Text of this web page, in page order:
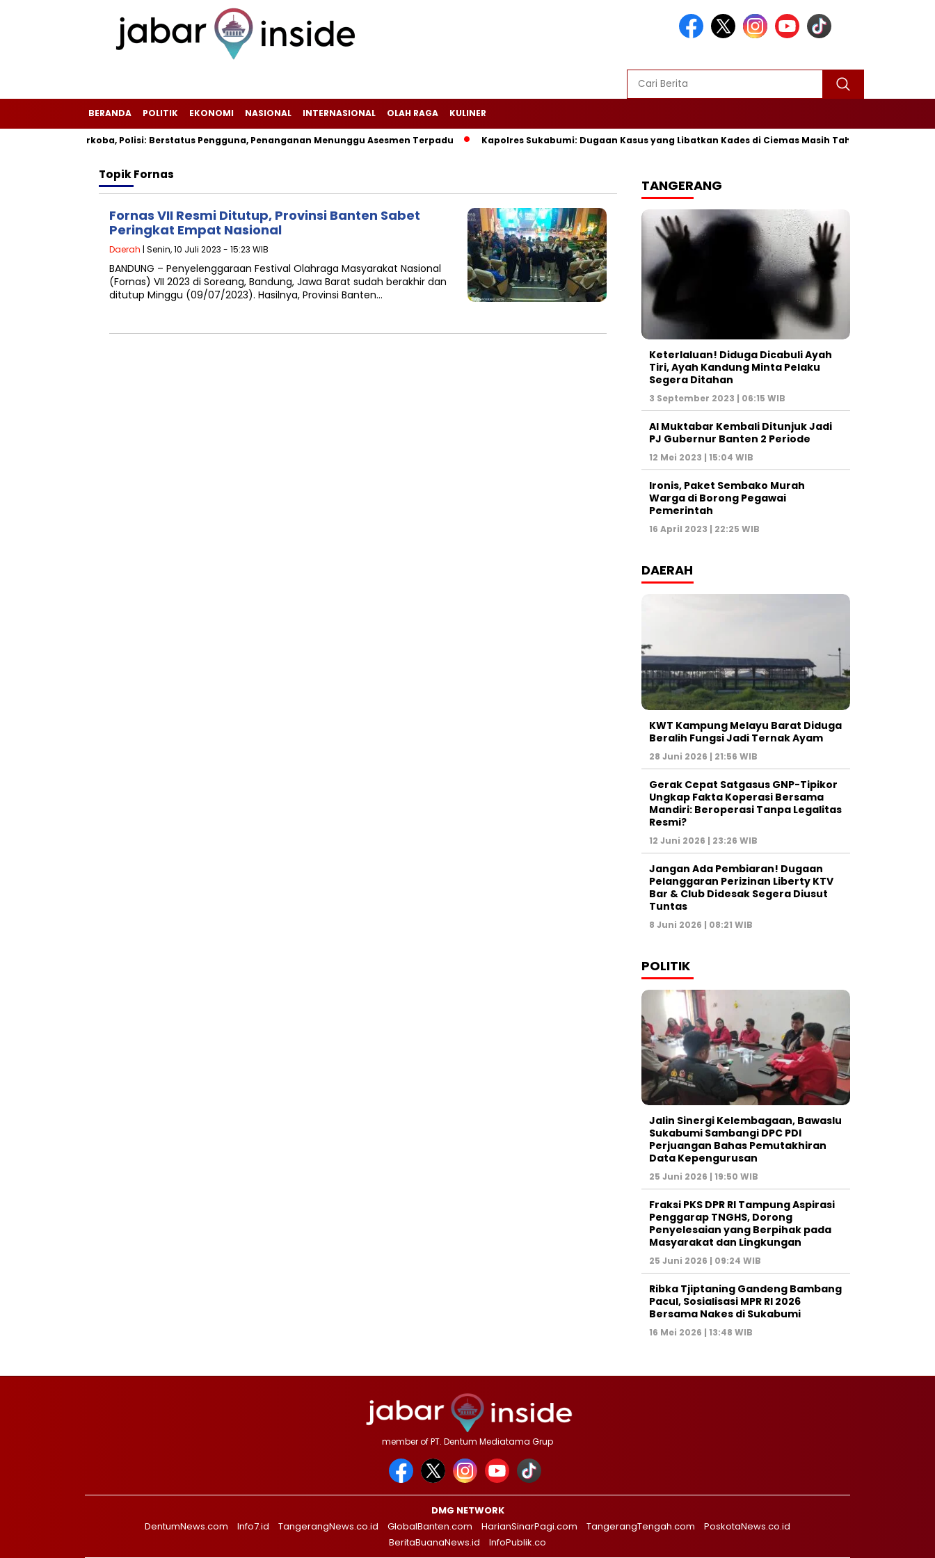
BERANDA POLITIK EKONOMI NASIONAL INTERNASIONAL OLAH RAGA KULINER
Positif Narkoba, Polisi: Berstatus Pengguna, Penanganan Menunggu Asesmen Terpadu Kapolres Sukabumi: Dugaan Kasus yang Libatkan Kades di Ciemas Masih Tahap Penyelidikan
TopikFornas
Fornas VII Resmi Ditutup, Provinsi Banten Sabet
Peringkat Empat Nasional
Daerah | Senin, 10 Juli 2023 - 15:23 WIB
BANDUNG – Penyelenggaraan Festival Olahraga Masyarakat Nasional
(Fornas) VII 2023 di Soreang, Bandung, Jawa Barat sudah berakhir dan
ditutup Minggu (09/07/2023). Hasilnya, Provinsi Banten…
TANGERANG
Keterlaluan! Diduga Dicabuli Ayah
Tiri, Ayah Kandung Minta Pelaku
Segera Ditahan
3 September 2023 | 06:15 WIB
Al Muktabar Kembali Ditunjuk Jadi
PJ Gubernur Banten 2 Periode
12 Mei 2023 | 15:04 WIB
Ironis, Paket Sembako Murah
Warga di Borong Pegawai
Pemerintah
16 April 2023 | 22:25 WIB
DAERAH
KWT Kampung Melayu Barat Diduga
Beralih Fungsi Jadi Ternak Ayam
28 Juni 2026 | 21:56 WIB
Gerak Cepat Satgasus GNP-Tipikor
Ungkap Fakta Koperasi Bersama
Mandiri: Beroperasi Tanpa Legalitas
Resmi?
12 Juni 2026 | 23:26 WIB
Jangan Ada Pembiaran! Dugaan
Pelanggaran Perizinan Liberty KTV
Bar & Club Didesak Segera Diusut
Tuntas
8 Juni 2026 | 08:21 WIB
POLITIK
Jalin Sinergi Kelembagaan, Bawaslu
Sukabumi Sambangi DPC PDI
Perjuangan Bahas Pemutakhiran
Data Kepengurusan
25 Juni 2026 | 19:50 WIB
‎Fraksi PKS DPR RI Tampung Aspirasi
Penggarap TNGHS, Dorong
Penyelesaian yang Berpihak pada
Masyarakat dan Lingkungan‎
25 Juni 2026 | 09:24 WIB
Ribka Tjiptaning Gandeng Bambang
Pacul, Sosialisasi MPR RI 2026
Bersama Nakes di Sukabumi
16 Mei 2026 | 13:48 WIB
member of PT. Dentum Mediatama Grup
DMG NETWORK
DentumNews.com
Info7.id TangerangNews.co.id GlobalBanten.com HarianSinarPagi.com TangerangTengah.com
PoskotaNews.co.id
BeritaBuanaNews.id
InfoPublik.co